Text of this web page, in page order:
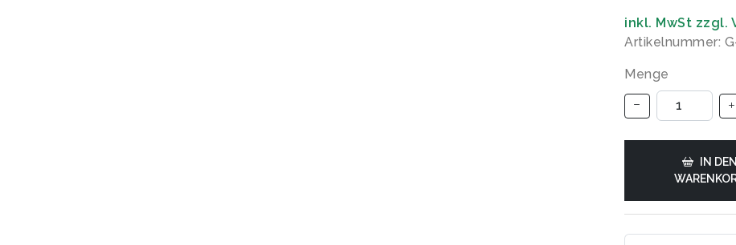
inkl. MwSt zzgl.
Artikelnummer:
Menge
IN DEN